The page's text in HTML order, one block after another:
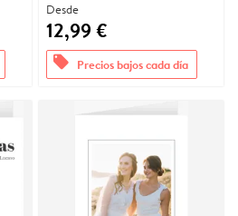
Desde
12,99 €
offers Precios bajos cada día